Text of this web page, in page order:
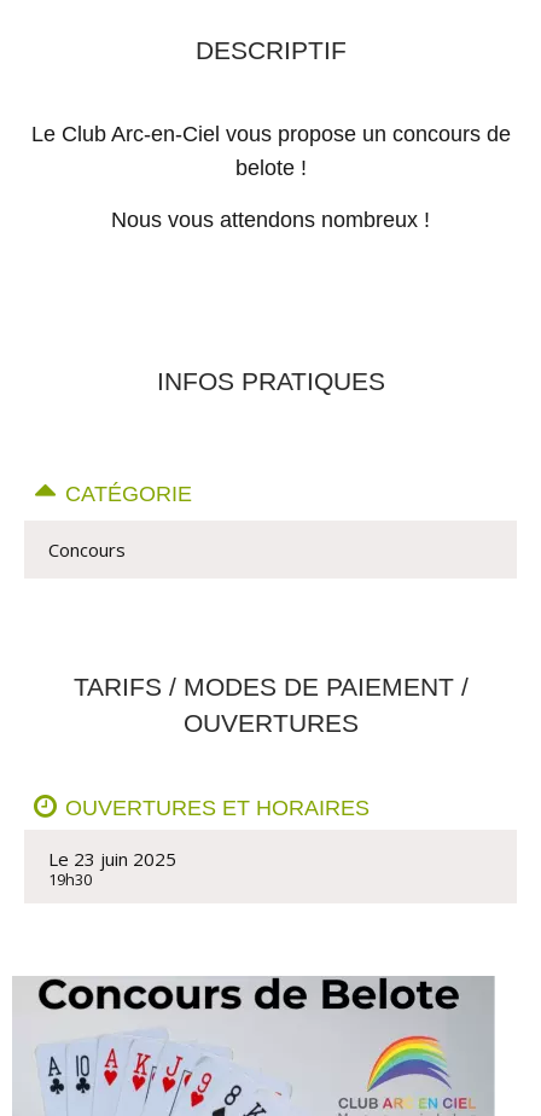
DESCRIPTIF
Le Club Arc-en-Ciel vous propose un concours de
belote !
Nous vous attendons nombreux !
INFOS PRATIQUES
CATÉGORIE
Concours
TARIFS / MODES DE PAIEMENT /
OUVERTURES
OUVERTURES ET HORAIRES
Le 23 juin 2025
19h30